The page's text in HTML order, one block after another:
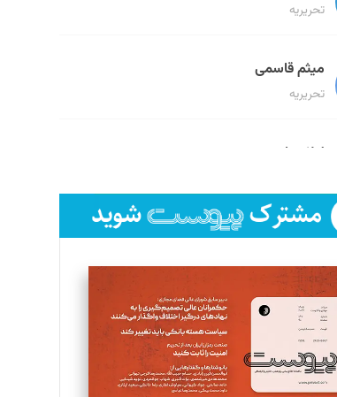
تحریریه
میثم قاسمی
تحریریه
لیلا حنارود
فائزه فتحی رستمی
تحریریه
سروش کرمیان
تحریریه